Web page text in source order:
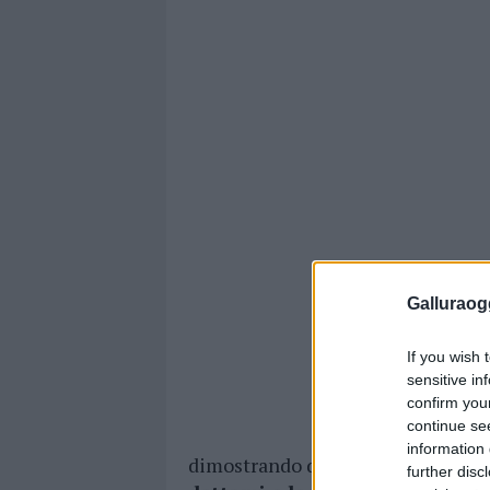
If you wish
sensitive
confirm
continue
information
further
dimostrando di avere il
giusto